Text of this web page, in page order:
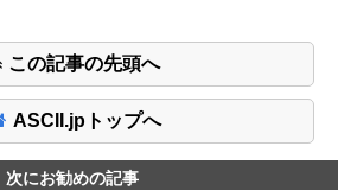
この記事の先頭へ
ASCII.jpトップへ
次にお勧めの記事